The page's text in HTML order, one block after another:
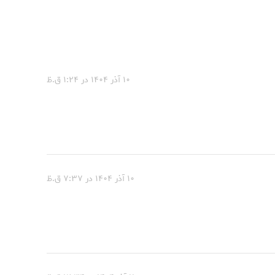
۱۰ آذر ۱۴۰۴ در ۱:۲۴ ق.ظ
۱۰ آذر ۱۴۰۴ در ۷:۳۷ ق.ظ